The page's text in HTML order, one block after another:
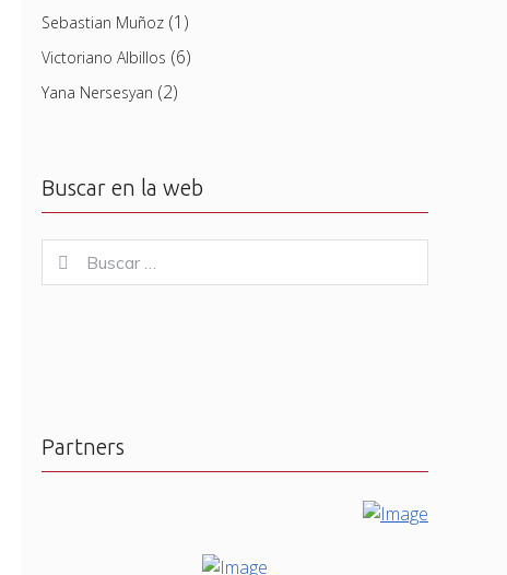
Sebastian Muñoz(1)
Victoriano Albillos (6)
Yana Nersesyan (2)
Buscar en la web
for:
Buscar
Partners